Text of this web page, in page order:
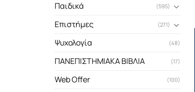
Παιδικά (595)
Επιστήμες (271)
Ψυχολογία (48)
ΠΑΝΕΠΙΣΤΗΜΙΑΚΑ ΒΙΒΛΙΑ (17)
Web Offer (100)